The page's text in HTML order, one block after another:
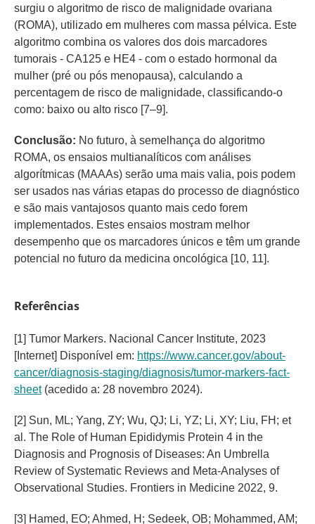
surgiu o algoritmo de risco de malignidade ovariana
(ROMA), utilizado em mulheres com massa pélvica. Este
algoritmo combina os valores dos dois marcadores
tumorais - CA125 e HE4 - com o estado hormonal da
mulher (pré ou pós menopausa), calculando a
percentagem de risco de malignidade, classificando-o
como: baixo ou alto risco [7–9].
Conclusão: No futuro, à semelhança do algoritmo
ROMA, os ensaios multianalíticos com análises
algorítmicas (MAAAs) serão uma mais valia, pois podem
ser usados nas várias etapas do processo de diagnóstico
e são mais vantajosos quanto mais cedo forem
implementados. Estes ensaios mostram melhor
desempenho que os marcadores únicos e têm um grande
potencial no futuro da medicina oncológica [10, 11].
Referências
[1] Tumor Markers. Nacional Cancer Institute, 2023
[Internet] Disponível em: https://www.cancer.gov/about-
cancer/diagnosis-staging/diagnosis/tumor-markers-fact-
sheet(acedido a: 28 novembro 2024).
[2] Sun, ML; Yang, ZY; Wu, QJ; Li, YZ; Li, XY; Liu, FH; et
al. The Role of Human Epididymis Protein 4 in the
Diagnosis and Prognosis of Diseases: An Umbrella
Review of Systematic Reviews and Meta-Analyses of
Observational Studies. Frontiers in Medicine 2022, 9.
[3] Hamed, EO; Ahmed, H; Sedeek, OB; Mohammed, AM;